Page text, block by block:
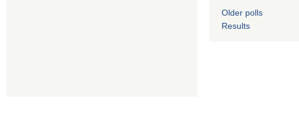
Older polls
Results